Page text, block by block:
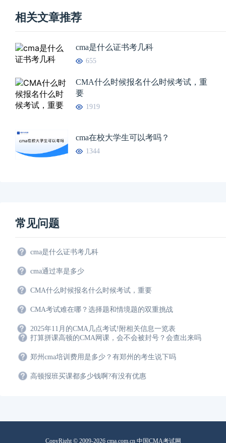
相关文章推荐
cma是什么证书考几科
655
CMA什么时候报名什么时候考试，重
要
1919
cma在校大学生可以考吗？
1344
常见问题
cma是什么证书考几科
cma通过率是多少
CMA什么时候报名什么时候考试，重要
CMA考试难在哪？选择题和情境题的双重挑战
2025年11月的CMA几点考试!附相关信息一览表
打算拼课高顿的CMA网课，会不会被封号？会查出来吗
郑州cma培训费用是多少？有郑州的考生说下吗
高顿报班买课都多少钱啊?有没有优惠
CopyRight © 2009-2026 cma.com.cn 中国CMA考试网